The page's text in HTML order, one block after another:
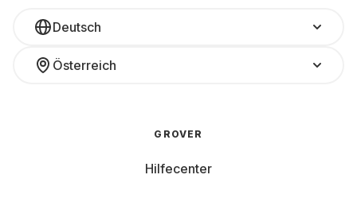
Deutsch
Österreich
GROVER
Hilfecenter